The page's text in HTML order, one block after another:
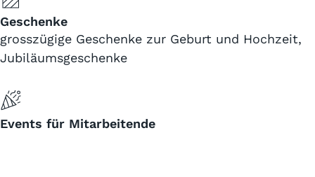
Geschenke
grosszügige Geschenke zur Geburt und Hochzeit,
Jubiläumsgeschenke
Events für Mitarbeitende